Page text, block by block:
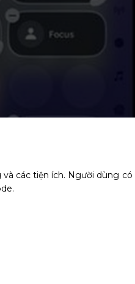
các tiện ích. Người dùng có